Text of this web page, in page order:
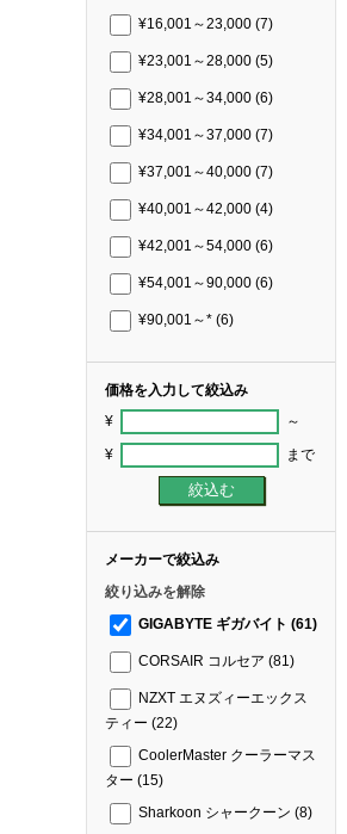
¥16,001～23,000 (7)
¥23,001～28,000 (5)
¥28,001～34,000 (6)
¥34,001～37,000 (7)
¥37,001～40,000 (7)
¥40,001～42,000 (4)
¥42,001～54,000 (6)
¥54,001～90,000 (6)
¥90,001～* (6)
価格を入力して絞込み
¥ ～
¥ まで
メーカーで絞込み
絞り込みを解除
GIGABYTE ギガバイト (61)
CORSAIR コルセア (81)
NZXT エヌズィーエックス
ティー (22)
CoolerMaster クーラーマス
ター (15)
Sharkoon シャークーン (8)